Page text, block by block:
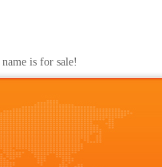
is for sale!